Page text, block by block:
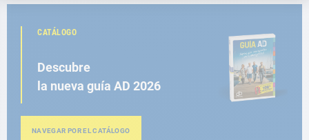
CATÁLOGO
Descubre
la nueva guía AD 2026
NAVEGAR POR EL CATÁLOGO